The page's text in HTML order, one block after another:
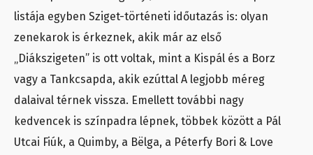
listája egyben Sziget-történeti időutazás is: olyan
zenekarok is érkeznek, akik már az első
„Diákszigeten” is ott voltak, mint a Kispál és a Borz
vagy a Tankcsapda, akik ezúttal A legjobb méreg
dalaival térnek vissza. Emellett további nagy
kedvencek is színpadra lépnek, többek között a Pál
Utcai Fiúk, a Quimby, a Bëlga, a Péterfy Bori & Love